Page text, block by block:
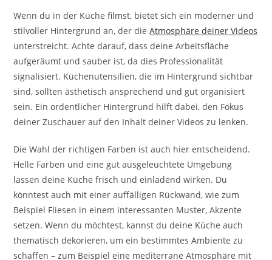
Wenn du in der Küche filmst, bietet sich ein moderner und
stilvoller Hintergrund an, der dieAtmosphäre deiner Videos
unterstreicht. Achte darauf, dass deine Arbeitsfläche
aufgeräumt und sauber ist, da dies Professionalität
signalisiert. Küchenutensilien, die im Hintergrund sichtbar
sind, sollten ästhetisch ansprechend und gut organisiert
sein. Ein ordentlicher Hintergrund hilft dabei, den Fokus
deiner Zuschauer auf den Inhalt deiner Videos zu lenken.
Die Wahl der richtigen Farben ist auch hier entscheidend.
Helle Farben und eine gut ausgeleuchtete Umgebung
lassen deine Küche frisch und einladend wirken. Du
könntest auch mit einer auffälligen Rückwand, wie zum
Beispiel Fliesen in einem interessanten Muster, Akzente
setzen. Wenn du möchtest, kannst du deine Küche auch
thematisch dekorieren, um ein bestimmtes Ambiente zu
schaffen – zum Beispiel eine mediterrane Atmosphäre mit